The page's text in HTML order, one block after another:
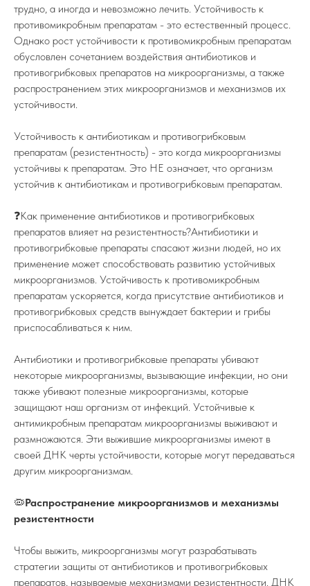
трудно, а иногда и невозможно лечить. Устойчивость к
противомикробным препаратам - это естественный процесс.
Однако рост устойчивости к противомикробным препаратам
обусловлен сочетанием воздействия антибиотиков и
противогрибковых препаратов на микроорганизмы, а также
распространением этих микроорганизмов и механизмов их
устойчивости.
Устойчивость к антибиотикам и противогрибковым
препаратам (резистентность) - это когда микроорганизмы
устойчивы к препаратам. Это НЕ означает, что организм
устойчив к антибиотикам и противогрибковым препаратам.
❓Как применение антибиотиков и противогрибковых
препаратов влияет на резистентность?Антибиотики и
противогрибковые препараты спасают жизни людей, но их
применение может способствовать развитию устойчивых
микроорганизмов. Устойчивость к противомикробным
препаратам ускоряется, когда присутствие антибиотиков и
противогрибковых средств вынуждает бактерии и грибы
приспосабливаться к ним.
Антибиотики и противогрибковые препараты убивают
некоторые микроорганизмы, вызывающие инфекции, но они
также убивают полезные микроорганизмы, которые
защищают наш организм от инфекций. Устойчивые к
антимикробным препаратам микроорганизмы выживают и
размножаются. Эти выжившие микроорганизмы имеют в
своей ДНК черты устойчивости, которые могут передаваться
другим микроорганизмам.
🦠Распространение микроорганизмов и механизмы
резистентности
Чтобы выжить, микроорганизмы могут разрабатывать
стратегии защиты от антибиотиков и противогрибковых
препаратов, называемые механизмами резистентности. ДНК